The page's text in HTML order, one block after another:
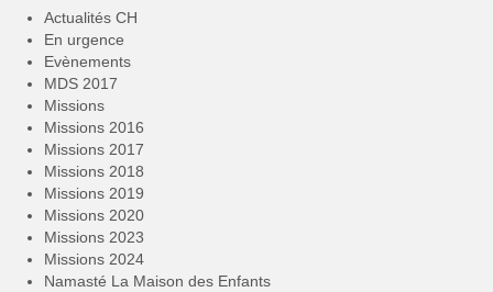
Actualités CH
En urgence
Evènements
MDS 2017
Missions
Missions 2016
Missions 2017
Missions 2018
Missions 2019
Missions 2020
Missions 2023
Missions 2024
Namasté La Maison des Enfants